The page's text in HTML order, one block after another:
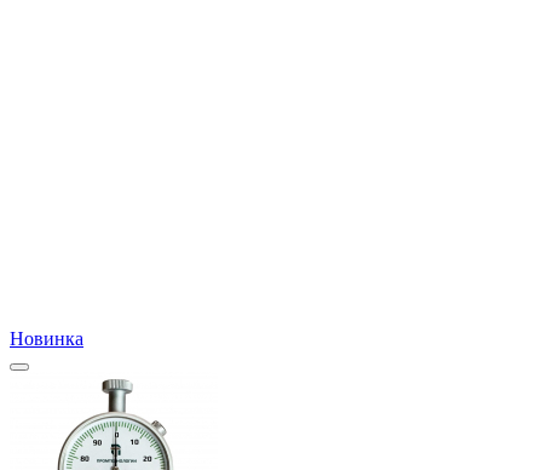
Новинка